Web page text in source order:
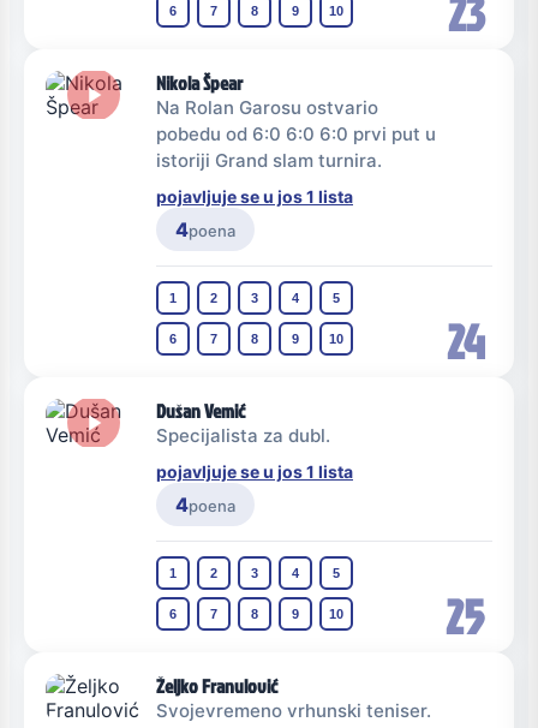
6 7 8 9 10
24
Nikola Špear
Na Rolan Garosu ostvario
pobedu od 6:0 6:0 6:0 prvi put u
istoriji Grand slam turnira.
pojavljuje se u jos 1 lista
4poena
1 2 3 4 5
6 7 8 9 10
25
Dušan Vemić
Specijalista za dubl.
pojavljuje se u jos 1 lista
4poena
1 2 3 4 5
6 7 8 9 10
Željko Franulović
Svojevremeno vrhunski teniser.